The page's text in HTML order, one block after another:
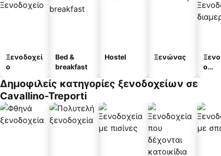
Ξενοδοχεί
ο
Bed &
breakfast
Hostel Ξενώνας
ο
Δημοφιλείς κατηγορίες ξενοδοχείων σε
Cavallino-Treporti